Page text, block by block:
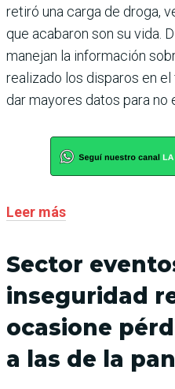
retiró una carga de droga,
que acabaron son su vida.
manejan la información
realizado los disparos en
dar mayores datos para no
Leer más
Sector
inseguridad
ocasione
a las de la